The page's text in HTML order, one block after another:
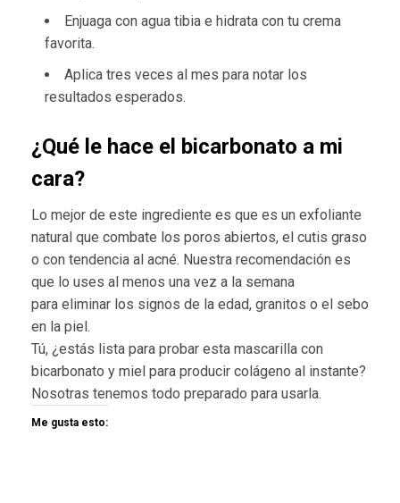
Enjuaga con agua tibia e hidrata con tu crema
favorita.
Aplica tres veces al mes para notar los
resultados esperados.
¿Qué le hace el bicarbonato a mi
cara?
Lo mejor de este ingrediente es que es un exfoliante
natural que combate los poros abiertos, el cutis graso
o con tendencia al acné. Nuestra recomendación es
que lo uses al menos una vez a la semana
para eliminar los signos de la edad, granitos o el sebo
en la piel.
Tú, ¿estás lista para probar esta mascarilla con
bicarbonato y miel para producir colágeno al instante?
Nosotras tenemos todo preparado para usarla.
Me gusta esto: